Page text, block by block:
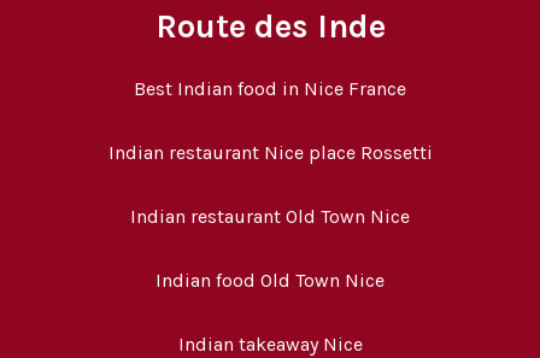
Route des Inde
Best Indian food in Nice France
Indian restaurant Nice place Rossetti
Indian restaurant Old Town Nice
Indian food Old Town Nice
Indian takeaway Nice